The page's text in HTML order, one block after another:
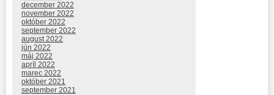
december 2022
november 2022
október 2022
september 2022
august 2022
jún 2022
máj 2022
apríl 2022
marec 2022
október 2021
september 2021